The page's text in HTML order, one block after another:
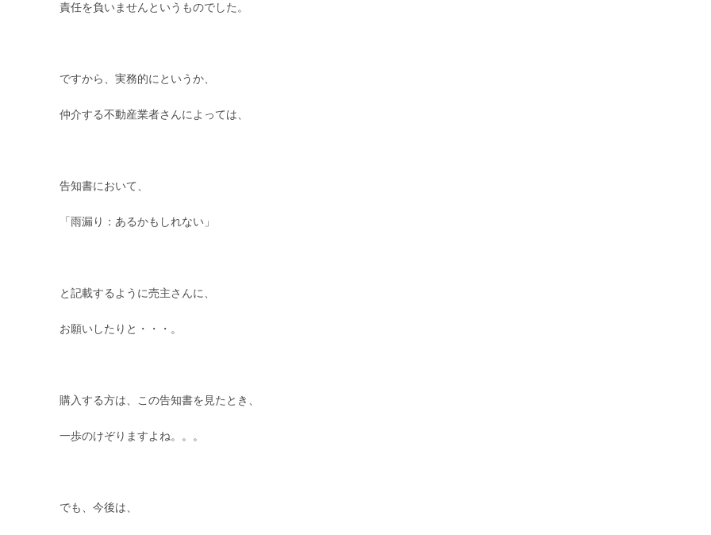
責任を負いませんというものでした。
ですから、実務的にというか、
仲介する不動産業者さんによっては、
告知書において、
「雨漏り：あるかもしれない」
と記載するように売主さんに、
お願いしたりと・・・。
購入する方は、この告知書を見たとき、
一歩のけぞりますよね。。。
でも、今後は、